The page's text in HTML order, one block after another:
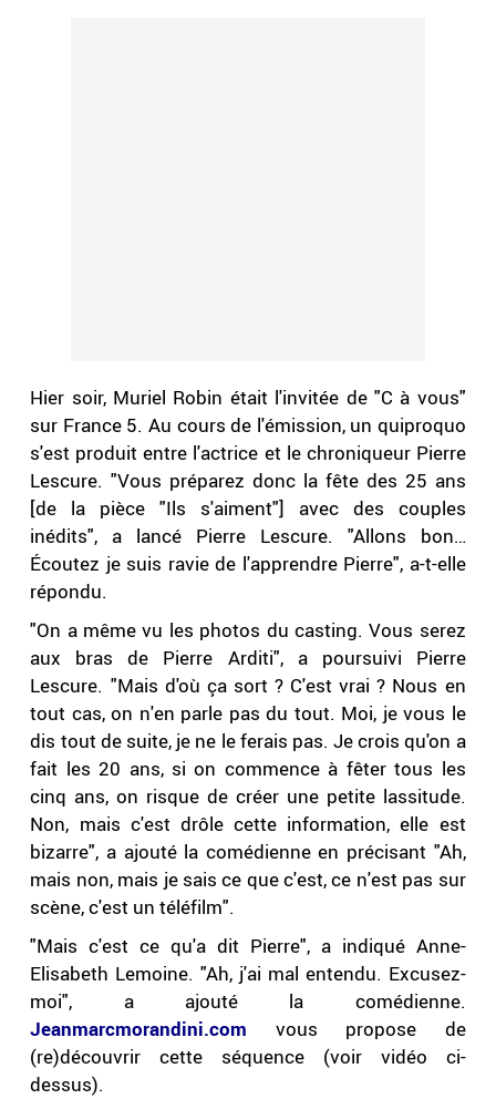
Hier soir, Muriel Robin était l'invitée de "C à vous"
sur France 5. Au cours de l'émission, un quiproquo
s'est produit entre l'actrice et le chroniqueur Pierre
Lescure. "Vous préparez donc la fête des 25 ans
[de la pièce "Ils s'aiment"] avec des couples
inédits", a lancé Pierre Lescure. "Allons bon…
Écoutez je suis ravie de l'apprendre Pierre", a-t-elle
répondu.
"On a même vu les photos du casting. Vous serez
aux bras de Pierre Arditi", a poursuivi Pierre
Lescure. "Mais d'où ça sort ? C'est vrai ? Nous en
tout cas, on n'en parle pas du tout. Moi, je vous le
dis tout de suite, je ne le ferais pas. Je crois qu'on a
fait les 20 ans, si on commence à fêter tous les
cinq ans, on risque de créer une petite lassitude.
Non, mais c'est drôle cette information, elle est
bizarre", a ajouté la comédienne en précisant "Ah,
mais non, mais je sais ce que c'est, ce n'est pas sur
scène, c'est un téléfilm".
"Mais c'est ce qu'a dit Pierre", a indiqué Anne-
Elisabeth Lemoine. "Ah, j'ai mal entendu. Excusez-
moi", a ajouté la comédienne.
Jeanmarcmorandini.com vous propose de
(re)découvrir cette séquence (voir vidéo ci-
dessus).